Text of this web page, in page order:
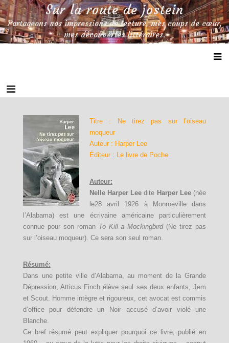
Skip
to
content
Sur la route de jostein
Partageons nos impressions de lecture, mes coups de cœur,
mes découvertes littéraires.
Titre : Ne tirez pas sur l’oiseau
moqueur
Auteur : Harper Lee
Éditeur : Le livre de Poche
Auteur:
Nelle Harper Lee dite Harper Lee(née
le28 avril 1926 à Monroeville dans
l’Alabama) est une écrivaine américaine particulièrement
connue pour son roman To Kill a Mockingbird(Ne tirez pas
sur l’oiseau moqueur). Ce sera son seul roman.
Résumé:
Dans une petite ville d’Alabama, au moment de la Grande
Dépression, Atticus Finch élève seul ses deux enfants, Jem
et Scout. Homme intègre et rigoureux, cet avocat est commis
d’office pour défendre un Noir accusé d’avoir violé une
Blanche.
Ce bref résumé peut expliquer pourquoi ce livre, publié en